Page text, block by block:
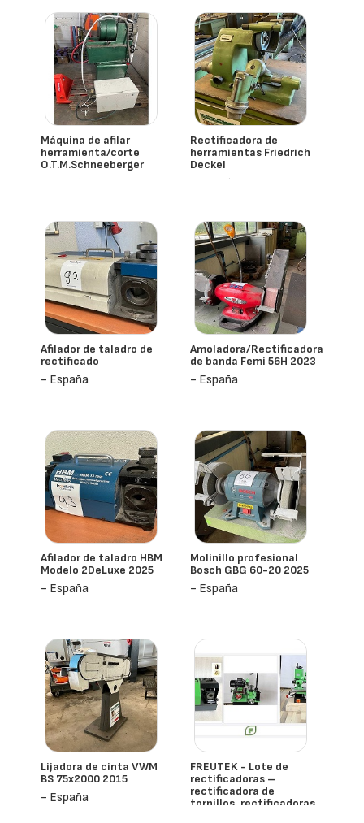
Máquina de afilar
herramienta/corte
O.T.M.Schneeberger
- España
Rectificadora de
herramientas Friedrich
Deckel
- España
Afilador de taladro de
rectificado
- España
Amoladora/Rectificadora
de banda Femi 56H 2023
- España
Afilador de taladro HBM
Modelo 2DeLuxe 2025
- España
Molinillo profesional
Bosch GBG 60-20 2025
- España
Lijadora de cinta VWM
BS 75x2000 2015
- España
FREUTEK - Lote de
rectificadoras –
rectificadora de
tornillos, rectificadoras